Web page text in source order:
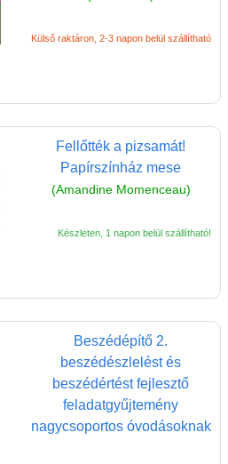
Külső raktáron, 2-3 napon belül szállítható
Fellőtték a pizsamát!
Papírszínház mese
(Amandine Momenceau)
Készleten, 1 napon belül szállítható!
Beszédépítő 2.
beszédészlelést és
beszédértést fejlesztő
feladatgyűjtemény
nagycsoportos óvodásoknak